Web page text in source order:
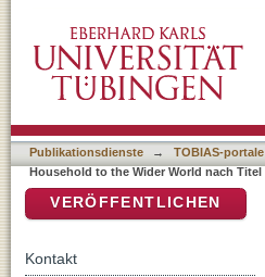
Publikationsdienste → TOBIAS-portale
Household to the Wider World nach Titel
VERÖFFENTLICHEN
Kontakt